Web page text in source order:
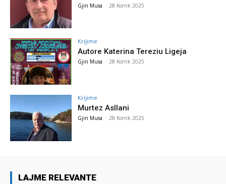
Gjin Musa - 28 Korrik 2025
Krijime
Autore Katerina Tereziu Ligeja
Gjin Musa - 28 Korrik 2025
Krijime
Murtez Asllani
Gjin Musa - 28 Korrik 2025
LAJME RELEVANTE